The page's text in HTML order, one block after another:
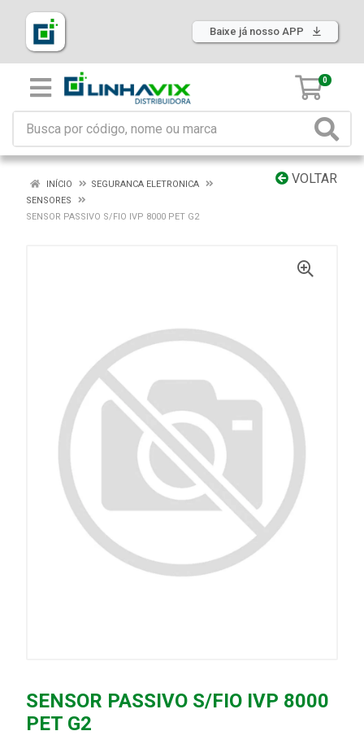
Baixe já nosso APP
0
VOLTAR
INÍCIO
SEGURANCA ELETRONICA
SENSORES
SENSOR PASSIVO S/FIO IVP 8000 PET G2
SENSOR PASSIVO S/FIO IVP 8000
PET G2